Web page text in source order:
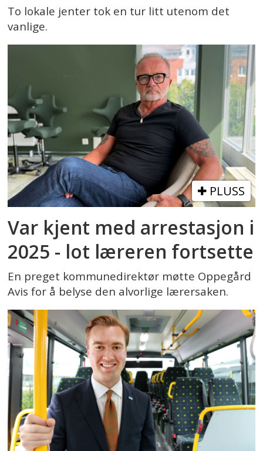
To lokale jenter tok en tur litt utenom det
vanlige.
PLUSS
Var kjent med arrestasjon i
2025 - lot læreren fortsette
En preget kommunedirektør møtte Oppegård
Avis for å belyse den alvorlige lærersaken.